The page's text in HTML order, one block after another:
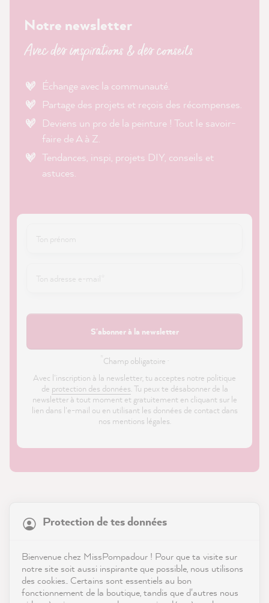
Notre newsletter
Avec des inspirations & des conseils
Échange avec la communauté.
Partage des projets et reçois des récompenses.
Deviens un pro de la peinture ! Tout le savoir-
faire de A à Z.
Tendances, inspi, projets DIY, conseils et
astuces.
S'abonner à la newsletter
Champ obligatoire ·
Avec l'inscription à la newsletter, tu acceptes notre politique
de protection des données. Tu peux te désabonner de la
newsletter à tout moment et gratuitement en cliquant sur le
lien dans l'e-mail ou en utilisant les données de contact dans
nos mentions légales.
Boutique
Service
Contact
Protection de tes données
Bienvenue chez MissPompadour ! Pour que ta visite sur
notre site soit aussi inspirante que possible, nous utilisons
des cookies.. Certains sont essentiels au bon
fonctionnement de la boutique, tandis que d'autres nous
reviews-io